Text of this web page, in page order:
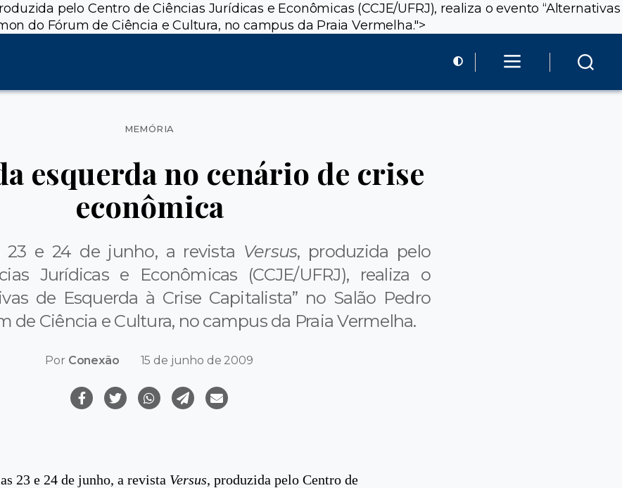
pelo Centro de Ciências Jurídicas e Econômicas (CCJE/UFRJ), realiza o evento “Alternativas
do Fórum de Ciência e Cultura, no campus da Praia Vermelha.">
Categorias
MEMÓRIA
esquerda no cenário de crise
econômica
23 e 24 de junho, a revista Versus, produzida pelo
Jurídicas e Econômicas (CCJE/UFRJ), realiza o
de Esquerda à Crise Capitalista” no Salão Pedro
de Ciência e Cultura, no campus da Praia Vermelha.
Por Conexão 15 de junho de 2009
23 e 24 de junho, a revista Versus, produzida pelo Centro de